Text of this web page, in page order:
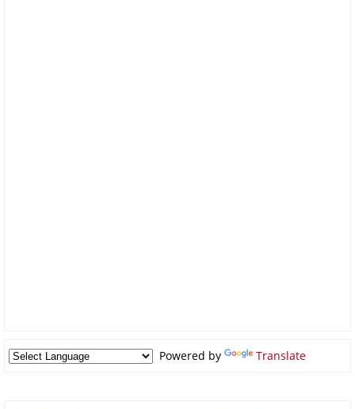
Powered by Translate